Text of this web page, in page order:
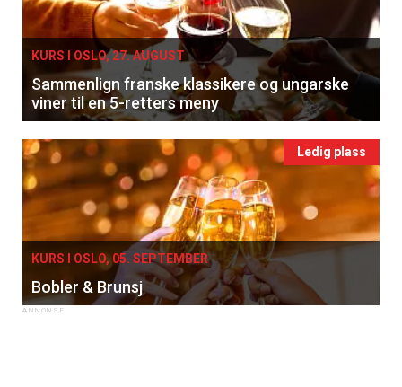
KURS I OSLO, 27. AUGUST
Sammenlign franske klassikere og ungarske
viner til en 5-retters meny
Ledig plass
KURS I OSLO, 05. SEPTEMBER
Bobler & Brunsj